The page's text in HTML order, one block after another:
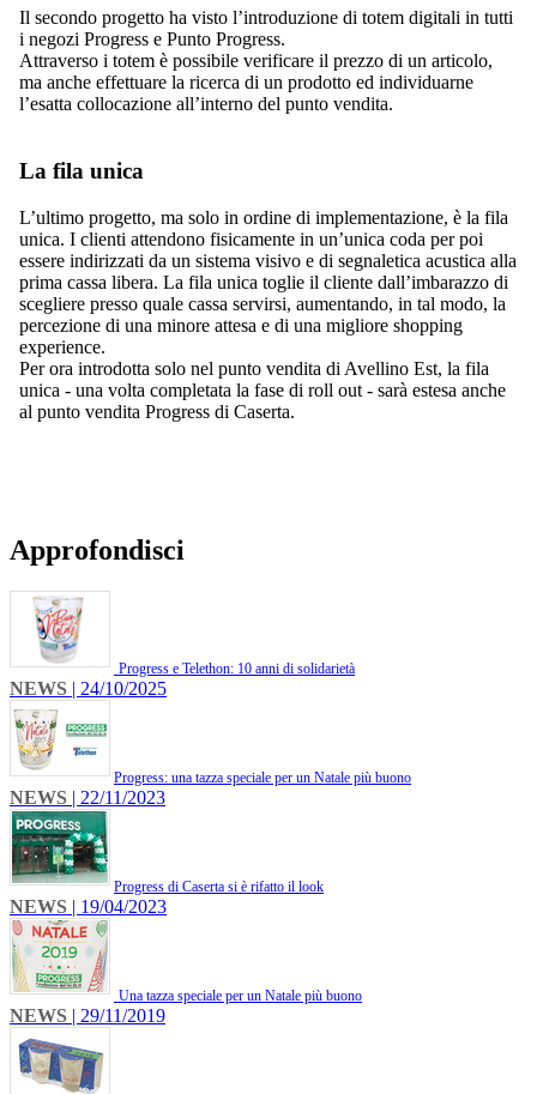
Il secondo progetto ha visto l’introduzione di totem digitali in tutti
i negozi Progress e Punto Progress.
Attraverso i totem è possibile verificare il prezzo di un articolo,
ma anche effettuare la ricerca di un prodotto ed individuarne
l’esatta collocazione all’interno del punto vendita.
La fila unica
L’ultimo progetto, ma solo in ordine di implementazione, è la fila
unica. I clienti attendono fisicamente in un’unica coda per poi
essere indirizzati da un sistema visivo e di segnaletica acustica alla
prima cassa libera. La fila unica toglie il cliente dall’imbarazzo di
scegliere presso quale cassa servirsi, aumentando, in tal modo, la
percezione di una minore attesa e di una migliore shopping
experience.
Per ora introdotta solo nel punto vendita di Avellino Est, la fila
unica - una volta completata la fase di roll out - sarà estesa anche
al punto vendita Progress di Caserta.
Approfondisci
Progress e Telethon: 10 anni di solidarietà
NEWS | 24/10/2025
​Progress: una tazza speciale per un Natale più buono
NEWS | 22/11/2023
​Progress di Caserta si è rifatto il look
NEWS | 19/04/2023
Una tazza speciale per un Natale più buono
NEWS | 29/11/2019